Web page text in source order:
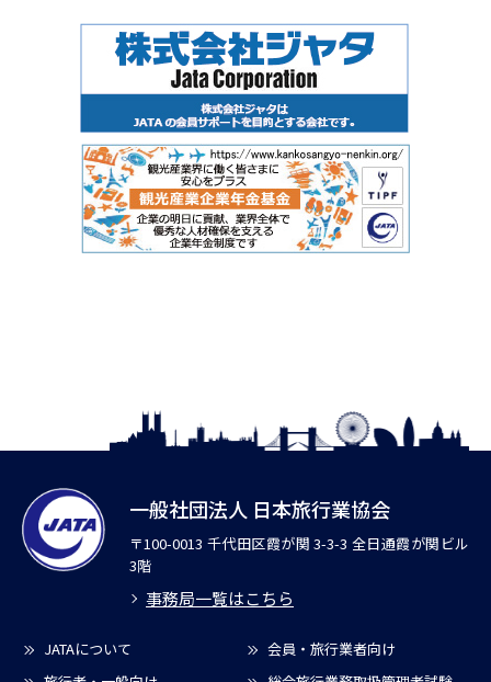
一般社団法人 日本旅行業協会
〒100-0013 千代田区霞が関 3-3-3 全日通霞が関ビル
3階
事務局一覧はこちら
JATAについて
会員・旅行業者向け